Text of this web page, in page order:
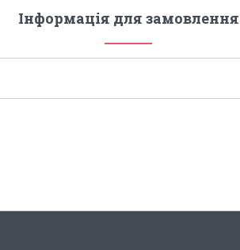
Інформація для замовлення